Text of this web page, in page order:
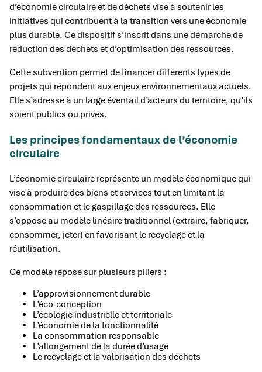
d’économie circulaire et de déchets vise à soutenir les
initiatives qui contribuent à la transition vers une économie
plus durable. Ce dispositif s’inscrit dans une démarche de
réduction des déchets et d’optimisation des ressources.
Cette subvention permet de financer différents types de
projets qui répondent aux enjeux environnementaux actuels.
Elle s’adresse à un large éventail d’acteurs du territoire, qu’ils
soient publics ou privés.
Les principes fondamentaux de l’économie
circulaire
L’économie circulaire représente un modèle économique qui
vise à produire des biens et services tout en limitant la
consommation et le gaspillage des ressources. Elle
s’oppose au modèle linéaire traditionnel (extraire, fabriquer,
consommer, jeter) en favorisant le recyclage et la
réutilisation.
Ce modèle repose sur plusieurs piliers :
L’approvisionnement durable
L’éco-conception
L’écologie industrielle et territoriale
L’économie de la fonctionnalité
La consommation responsable
L’allongement de la durée d’usage
Le recyclage et la valorisation des déchets